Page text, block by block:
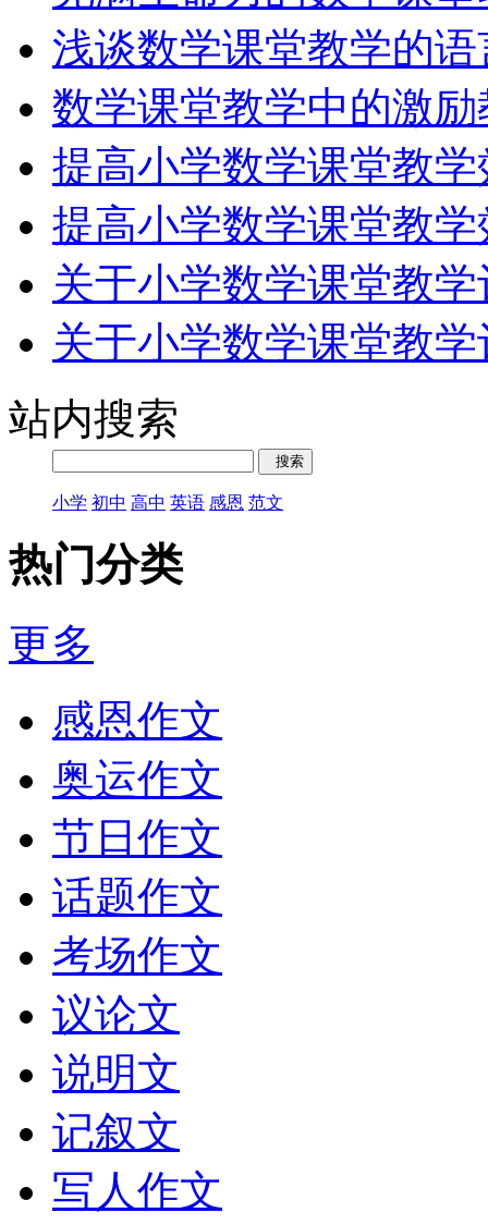
浅谈数学课堂教学的
数学课堂教学中的激励
提高小学数学课堂教
提高小学数学课堂教
关于小学数学课堂教
关于小学数学课堂教
站内搜索
小学 初中 高中 英语 感恩 范文
热门分类
更多
感恩作文
奥运作文
节日作文
话题作文
考场作文
议论文
说明文
记叙文
写人作文